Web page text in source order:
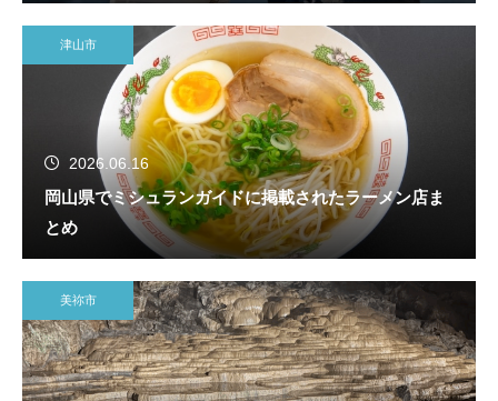
津山市
2026.06.16
岡山県でミシュランガイドに掲載されたラーメン店ま
とめ
美祢市